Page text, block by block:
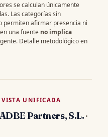
se calculan únicamente
Las categorías sin
permiten afirmar presencia ni
una fuente no implica
Detalle metodológico en
UNIFICADA
Partners, S.L.·